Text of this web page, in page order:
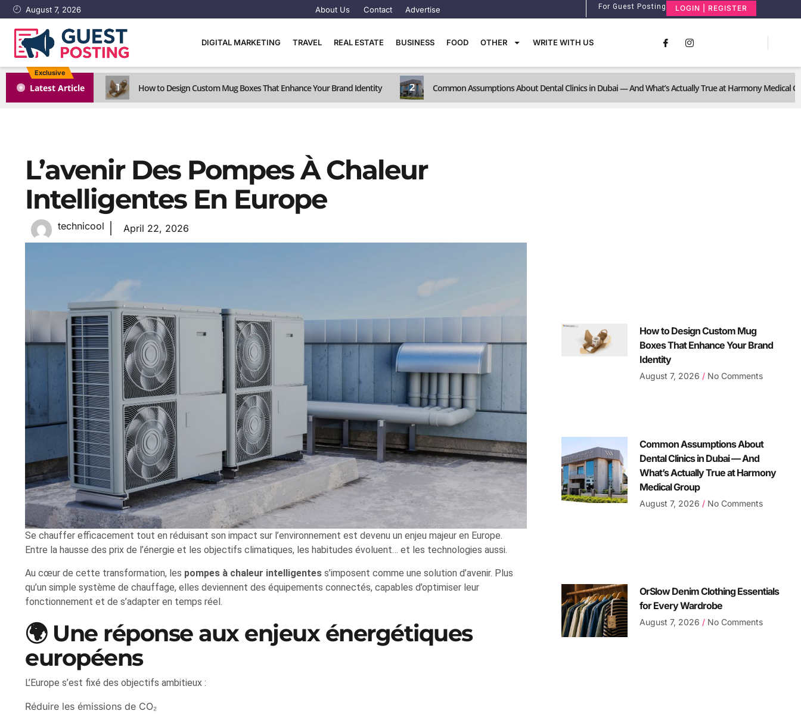
August 7, 2026 About Us Contact Advertise For Guest Posting LOGIN | REGISTER
DIGITAL MARKETING TRAVEL REAL ESTATE BUSINESS FOOD OTHER WRITE WITH US
Exclusive
Latest Article 1 How to Design Custom Mug Boxes That Enhance Your Brand Identity 2 Common Assumptions About Dental Clinics in Dubai — And What’s Actually True at Harmony Medical
L’avenir Des Pompes À Chaleur
Intelligentes En Europe
technicool April 22, 2026
Se chauffer efficacement tout en réduisant son impact sur l’environnement est devenu un enjeu majeur en Europe.
Entre la hausse des prix de l’énergie et les objectifs climatiques, les habitudes évoluent… et les technologies aussi.
Au cœur de cette transformation, les pompes à chaleur intelligentes s’imposent comme une solution d’avenir. Plus
qu’un simple système de chauffage, elles deviennent des équipements connectés, capables d’optimiser leur
fonctionnement et de s’adapter en temps réel.
🌍 Une réponse aux enjeux énergétiques
européens
L’Europe s’est fixé des objectifs ambitieux :
Réduire les émissions de CO₂
How to Design Custom Mug
Boxes That Enhance Your Brand
Identity
August 7, 2026 No Comments
Common Assumptions About
Dental Clinics in Dubai — And
What’s Actually True at Harmony
Medical Group
August 7, 2026 No Comments
OrSlow Denim Clothing Essentials
for Every Wardrobe
August 7, 2026 No Comments